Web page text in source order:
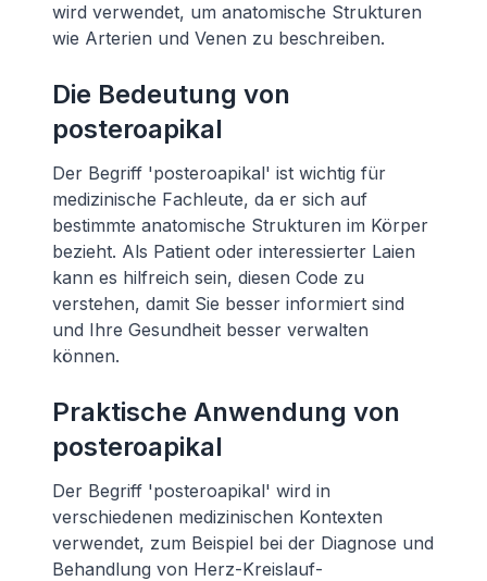
wird verwendet, um anatomische Strukturen
wie Arterien und Venen zu beschreiben.
Die Bedeutung von
posteroapikal
Der Begriff 'posteroapikal' ist wichtig für
medizinische Fachleute, da er sich auf
bestimmte anatomische Strukturen im Körper
bezieht. Als Patient oder interessierter Laien
kann es hilfreich sein, diesen Code zu
verstehen, damit Sie besser informiert sind
und Ihre Gesundheit besser verwalten
können.
Praktische Anwendung von
posteroapikal
Der Begriff 'posteroapikal' wird in
verschiedenen medizinischen Kontexten
verwendet, zum Beispiel bei der Diagnose und
Behandlung von Herz-Kreislauf-